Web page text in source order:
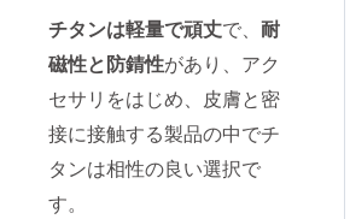
チタンは軽量で頑丈で、 耐
磁性と防錆性があり、アク
セサリをはじめ、皮膚と密
接に接触する製品の中でチ
タンは相性の良い選択で
す。